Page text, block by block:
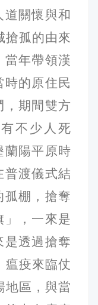
關懷與和
搶孤的由來
當年帶領漢
時的原住民
，期間雙方
不少人死
蘭陽平原時
普渡儀式結
孤棚，搶奪
」，一來是
是透過搶奪
瘟疫來臨仗
地區，與當